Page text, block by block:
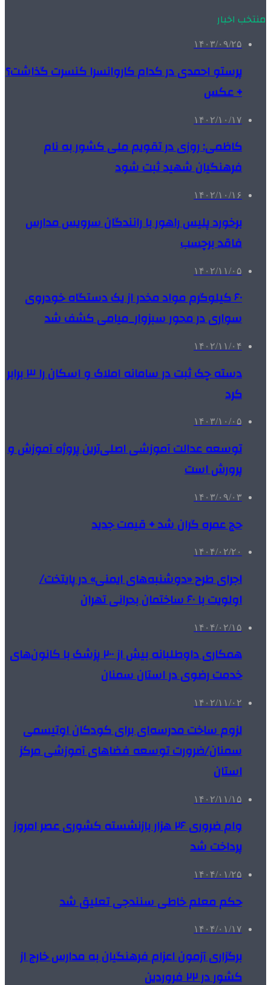
منتخب اخبار
۱۴۰۳/۰۹/۲۵
پرستو احمدی در کدام کاروانسرا کنسرت گذاشت؟
+ عکس
۱۴۰۲/۱۰/۱۷
کاظمی: روزی در تقویم ملی کشور به نام
فرهنگیان شهید ثبت شود
۱۴۰۲/۱۰/۱۶
برخورد پلیس راهور با رانندگان سرویس مدارس
فاقد برچسب
۱۴۰۲/۱۱/۰۵
۶۰ کیلوگرم مواد مخدر از یک دستگاه خودروی
سواری در محور سبزوار_میامی کشف شد
۱۴۰۲/۱۱/۰۴
دسته چک ثبت در سامانه املاک و اسکان را ۳ برابر
کرد
۱۴۰۳/۱۰/۰۵
توسعه عدالت آموزشی اصلی‌ترین پروژه آموزش و
پرورش است
۱۴۰۳/۰۹/۰۳
حج عمره گران شد + قیمت جدید
۱۴۰۴/۰۲/۲۰
اجرای طرح «دوشنبه‌های ایمنی» در پایتخت/
اولویت با ۶۰ ساختمان بحرانی تهران
۱۴۰۴/۰۲/۱۵
همکاری داوطلبانه بیش از ۲۰۰ پزشک با کانون‌های
خدمت رضوی در استان سمنان
۱۴۰۲/۱۱/۰۲
لزوم ساخت مدرسه‌ای برای کودکان اوتیسمی
سمنان/ضرورت توسعه فضاهای آموزشی مرکز
استان
۱۴۰۲/۱۱/۱۵
وام ضروری ۲۶ هزار بازنشسته کشوری عصر امروز
پرداخت شد
۱۴۰۴/۰۱/۲۵
حکم معلم‌ خاطی سنندجی تعلیق شد
۱۴۰۴/۰۱/۱۷
برگزاری آزمون اعزام فرهنگیان به مدارس خارج از
کشور در ۲۲ فروردین